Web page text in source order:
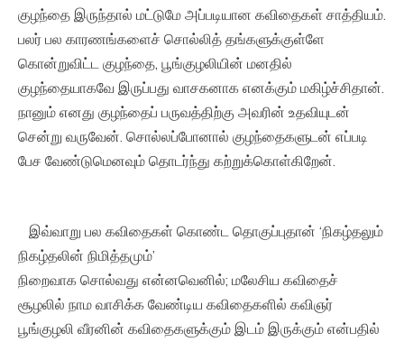
குழந்தை இருந்தால் மட்டுமே அப்படியான கவிதைகள் சாத்தியம்.
பலர் பல காரணங்களைச் சொல்லித் தங்களுக்குள்ளே
கொன்றுவிட்ட குழந்தை, பூங்குழலியின் மனதில்
குழந்தையாகவே இருப்பது வாசகனாக எனக்கும் மகிழ்ச்சிதான்.
நானும் எனது குழந்தைப் பருவத்திற்கு அவரின் உதவியுடன்
சென்று வருவேன். சொல்லப்போனால் குழந்தைகளுடன் எப்படி
பேச வேண்டுமெனவும் தொடர்ந்து கற்றுக்கொள்கிறேன்.
இவ்வாறு பல கவிதைகள் கொண்ட தொகுப்புதான் ‘நிகழ்தலும்
நிகழ்தலின் நிமித்தமும்’
நிறைவாக சொல்வது என்னவெனில்; மலேசிய கவிதைச்
சூழலில் நாம வாசிக்க வேண்டிய கவிதைகளில் கவிஞர்
பூங்குழலி வீரனின் கவிதைகளுக்கும் இடம் இருக்கும் என்பதில்